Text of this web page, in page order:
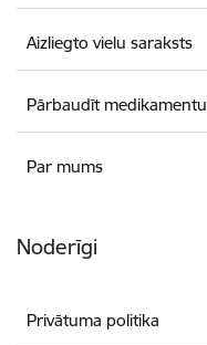
Aizliegto vielu saraksts
Pārbaudīt medikamentu
Par mums
Noderīgi
Privātuma politika